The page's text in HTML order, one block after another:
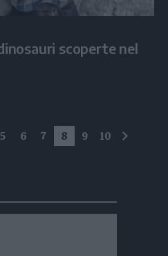
scoperte nel
5 6 7 8 9 10